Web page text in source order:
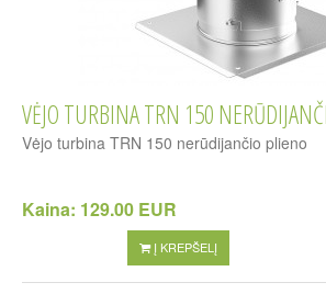
VĖJO TURBINA TRN 150
Vėjo turbina TRN 150 nerūdijančio plieno
Kaina: 129.00 EUR
Į KREPŠELĮ